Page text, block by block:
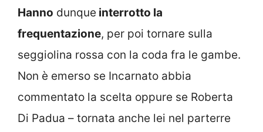
Hanno dunque interrotto la
frequentazione, per poi tornare sulla
seggiolina rossa con la coda fra le gambe.
Non è emerso se Incarnato abbia
commentato la scelta oppure se Roberta
Di Padua – tornata anche lei nel parterre